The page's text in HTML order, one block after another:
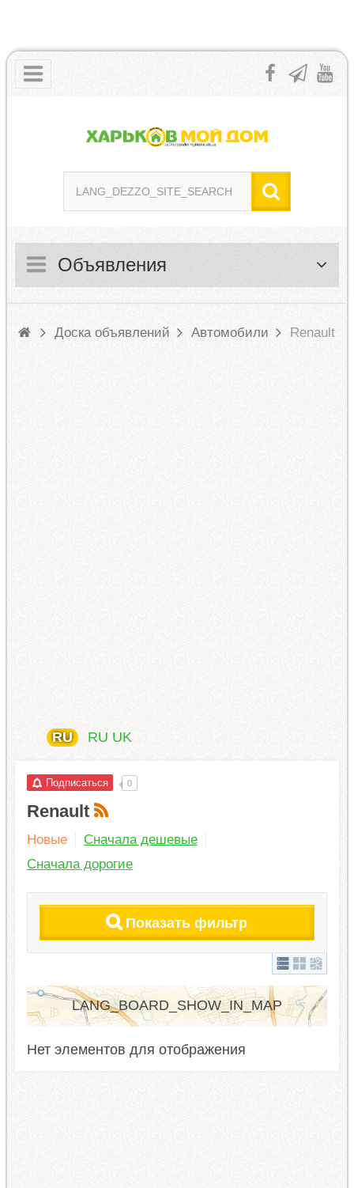
Объявления
Доска объявлений Автомобили Renault
RU RU UK
Подписаться 0
Renault
Новые
Сначала дешевые
Сначала дорогие
Показать фильтр
LANG_BOARD_SHOW_IN_MAP
Нет элементов для отображения